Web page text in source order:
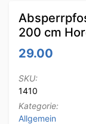
200 cm
29.00
SKU:
1410
Kategorie:
Allgemein